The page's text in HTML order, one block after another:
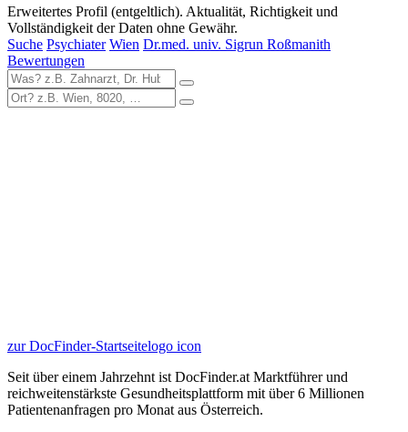
Erweitertes Profil (entgeltlich). Aktualität, Richtigkeit und
Vollständigkeit der Daten ohne Gewähr.
Suche Psychiater Wien Dr.med. univ. Sigrun Roßmanith
Bewertungen
zur DocFinder-Startseitelogo icon
Seit über einem Jahrzehnt ist DocFinder.at Marktführer und
reichweitenstärkste Gesundheitsplattform mit über 6 Millionen
Patientenanfragen pro Monat aus Österreich.